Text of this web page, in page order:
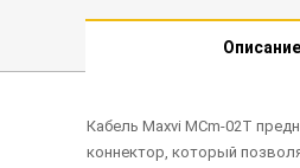
Описание
Кабель Maxvi MCm-02T
коннектор, который